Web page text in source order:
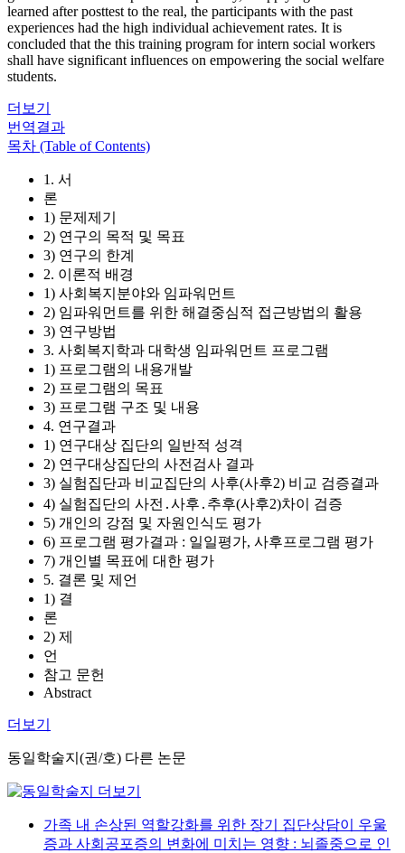
learned after posttest to the real, the participants with the past
experiences had the high individual achievement rates. It is
concluded that the this training program for intern social workers
shall have significant influences on empowering the social welfare
students.
더보기
번역결과
목차 (Table of Contents)
1. 서
론
1) 문제제기
2) 연구의 목적 및 목표
3) 연구의 한계
2. 이론적 배경
1) 사회복지분야와 임파워먼트
2) 임파워먼트를 위한 해결중심적 접근방법의 활용
3) 연구방법
3. 사회복지학과 대학생 임파워먼트 프로그램
1) 프로그램의 내용개발
2) 프로그램의 목표
3) 프로그램 구조 및 내용
4. 연구결과
1) 연구대상 집단의 일반적 성격
2) 연구대상집단의 사전검사 결과
3) 실험집단과 비교집단의 사후(사후2) 비교 검증결과
4) 실험집단의 사전․사후․추후(사후2)차이 검증
5) 개인의 강점 및 자원인식도 평가
6) 프로그램 평가결과 : 일일평가, 사후프로그램 평가
7) 개인별 목표에 대한 평가
5. 결론 및 제언
1) 결
론
2) 제
언
참고 문헌
Abstract
더보기
동일학술지(권/호) 다른 논문
가족 내 손상된 역할강화를 위한 장기 집단상담이 우울
증과 사회공포증의 변화에 미치는 영향 : 뇌졸중으로 인